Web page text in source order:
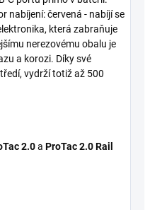
nabíjení: červená - nabíjí se
která zabraňuje
nerezovému obalu je
a korozi. Díky své
vydrží totiž až 500
2.0a ProTac 2.0 Rail